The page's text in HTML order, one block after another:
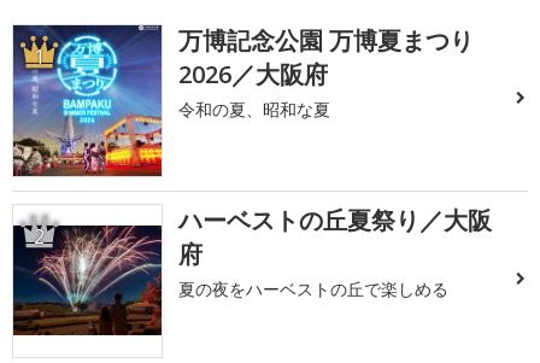
1
万博記念公園 万博夏まつり
2026／大阪府
令和の夏、昭和な夏
2
ハーベストの丘夏祭り／大阪
府
夏の夜をハーベストの丘で楽しめる